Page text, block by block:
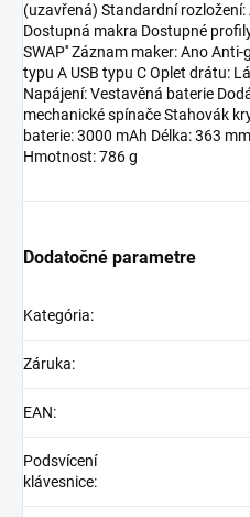
(uzavřená) Standardní rozložení:
Dostupná makra Dostupné
SWAP'' Záznam maker: Ano
typu A USB typu C Oplet drátu:
Napájení: Vestavěná baterie
mechanické spínače Stahovák
baterie: 3000 mAh Délka: 363
Hmotnost: 786 g
Dodatočné parametre
Kategória:
Záruka:
EAN:
Podsvícení
klávesnice: